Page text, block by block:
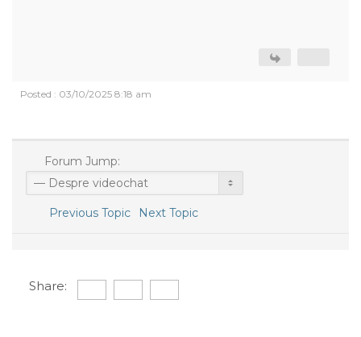
Posted : 03/10/2025 8:18 am
Forum Jump:
Previous Topic Next Topic
Share: